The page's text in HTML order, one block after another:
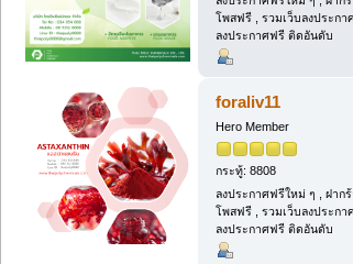
โพสฟรี , รวมเว็บลงประกาศ
ลงประกาศฟรี ติดอันดับ
foraliv11
Hero Member
กระทู้: 8808
ลงประกาศฟรีใหม่ ๆ , ฝาก
โพสฟรี , รวมเว็บลงประกาศ
ลงประกาศฟรี ติดอันดับ